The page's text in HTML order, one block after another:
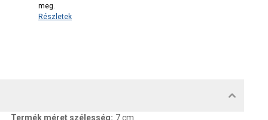
meg.
Részletek
Termék méret szélesség: 7 cm